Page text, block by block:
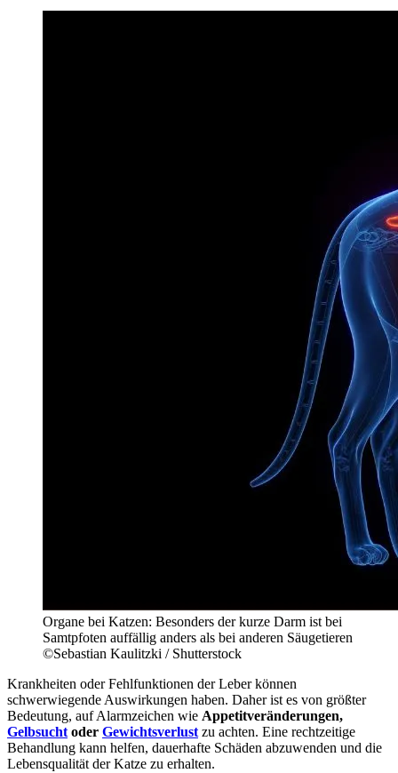
Organe bei Katzen: Besonders der kurze Darm ist bei
Samtpfoten auffällig anders als bei anderen Säugetieren
©Sebastian Kaulitzki / Shutterstock
Krankheiten oder Fehlfunktionen der Leber können
schwerwiegende Auswirkungen haben. Daher ist es von größter
Bedeutung, auf Alarmzeichen wie Appetitveränderungen,
Gelbsucht oder Gewichtsverlust zu achten. Eine rechtzeitige
Behandlung kann helfen, dauerhafte Schäden abzuwenden und die
Lebensqualität der Katze zu erhalten.